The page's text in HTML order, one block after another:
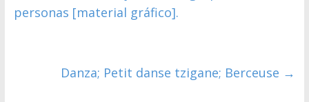
personas [material gráfico].
Danza; Petit danse tzigane; Berceuse →